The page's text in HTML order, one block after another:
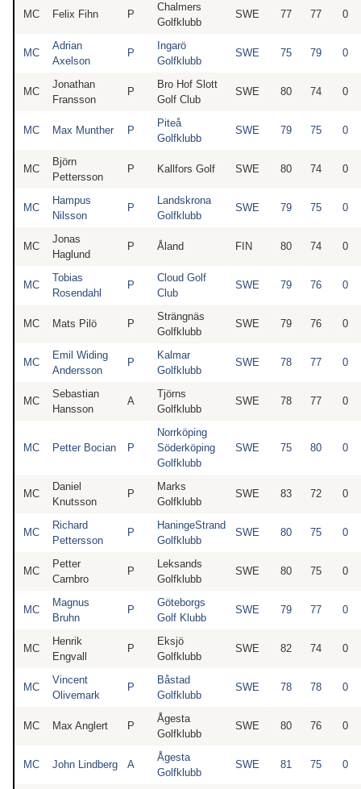
MC Felix Fihn P
Chalmers
Golfklubb
SWE 77 77 0
MC
Adrian
Axelson
P
Ingarö
Golfklubb
SWE 75 79 0
MC
Jonathan
Fransson
P
Bro Hof Slott
Golf Club
SWE 80 74 0
MC Max Munther P
Piteå
Golfklubb
SWE 79 75 0
MC
Björn
Pettersson
P Kallfors Golf SWE 80 74 0
MC
Hampus
Nilsson
P
Landskrona
Golfklubb
SWE 79 75 0
MC
Jonas
Haglund
P Åland FIN 80 74 0
MC
Tobias
Rosendahl
P
Cloud Golf
Club
SWE 79 76 0
MC Mats Pilö P
Strängnäs
Golfklubb
SWE 79 76 0
MC
Emil Widing
Andersson
P
Kalmar
Golfklubb
SWE 78 77 0
MC
Sebastian
Hansson
A
Tjörns
Golfklubb
SWE 78 77 0
MC Petter Bocian P
Norrköping
Söderköping
Golfklubb
SWE 75 80 0
MC
Daniel
Knutsson
P
Marks
Golfklubb
SWE 83 72 0
MC
Richard
Pettersson
P
HaningeStrand
Golfklubb
SWE 80 75 0
MC
Petter
Carnbro
P
Leksands
Golfklubb
SWE 80 75 0
MC
Magnus
Bruhn
P
Göteborgs
Golf Klubb
SWE 79 77 0
MC
Henrik
Engvall
P
Eksjö
Golfklubb
SWE 82 74 0
MC
Vincent
Olivemark
P
Båstad
Golfklubb
SWE 78 78 0
MC Max Anglert P
Ågesta
Golfklubb
SWE 80 76 0
MC John Lindberg A
Ågesta
Golfklubb
SWE 81 75 0